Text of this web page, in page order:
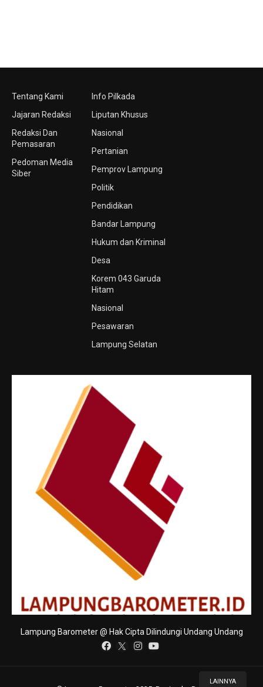
LAINNYA
Tentang Kami
Jajaran Redaksi
Redaksi Dan
Pemasaran
Pedoman Media
Siber
Info Pilkada
Liputan Khusus
Nasional
Pertanian
Pemprov Lampung
Politik
Pendidikan
Bandar Lampung
Hukum dan Kriminal
Desa
Korem 043 Garuda
Hitam
Nasional
Pesawaran
Lampung Selatan
Lampung Barometer @ Hak Cipta Dilindungi Undang Undang